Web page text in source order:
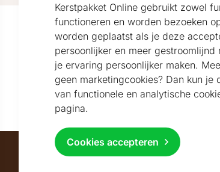
Onze nieuwsbrief
Blijf per e-mail op de hoogte van het laatste
en de sfeervolste kerstpakketten
Kerstpakket Online gebruikt zowel
functioneren en worden bezoeken
worden geplaatst als je deze
persoonlijker en meer
je ervaring persoonlijker maken.
geen marketingcookies? Dan kun je
van functionele en analytische
pagina.
Cookies accepteren